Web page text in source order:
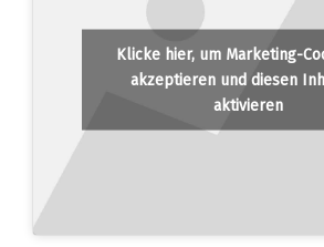
Klicke hier, um Marketing-
akzeptieren und diesen
aktivieren